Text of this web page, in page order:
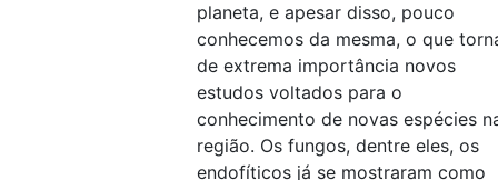
planeta, e apesar disso, pouco
conhecemos da mesma, o que
de extrema importância novos
estudos voltados para o
conhecimento de novas espécies
região. Os fungos, dentre eles, os
endofíticos já se mostraram como